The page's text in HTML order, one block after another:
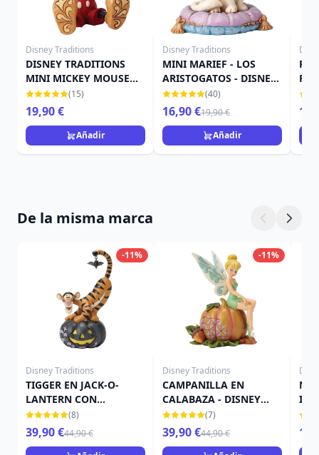
Disney Traditions
DISNEY TRADITIONS
MINI MICKEY MOUSE
FIGURINE(15)
19,90 €
Añadir
Disney Traditions
MINI MARIEF - LOS
ARISTOGATOS - DISNEY
TRADITIONS JIM SHORE
(40)
16,90 €19,90 €
Añadir
De la misma marca
-11%
Disney Traditions
TIGGER EN JACK-O-
LANTERN CON
MURCIÉLAGO - DISNEY
TRADITIONS
(8)
39,90 €44,90 €
-11%
Disney Traditions
CAMPANILLA EN
CALABAZA - DISNEY
TRADITIONS
(7)
39,90 €44,90 €
IN